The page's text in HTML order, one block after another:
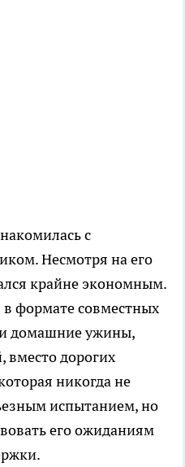
с
Несмотря на его
крайне экономным.
формате совместных
и домашние ужины,
дорогих
никогда не
испытанием, но
его ожиданиям